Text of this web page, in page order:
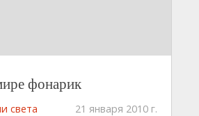
фонарик
света 21 января 2010 г.